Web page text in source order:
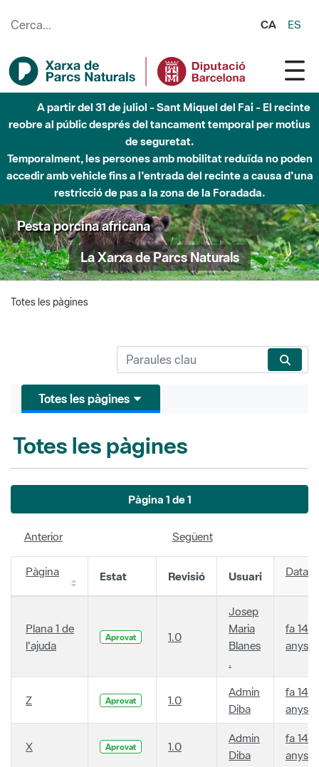
CA ES
A partir del 31 de juliol - Sant Miquel del Fai - El recinte
reobre al públic després del tancament temporal per motius
de seguretat.
Temporalment, les persones amb mobilitat reduïda no poden
accedir amb vehicle fins a l'entrada del recinte a causa d'una
restricció de pas a la zona de la Foradada.
Pesta porcina africana
La Xarxa de Parcs Naturals
Totes les pàgines
Totes les pàgines
Totes les pàgines
Pàgina 1 de 1
Anterior Següent
Pàgina Estat Revisió Usuari Data
Plana 1 de
l'ajuda
Aprovat 1.0
Josep
Maria
Blanes
.
fa 14
anys
Z Aprovat 1.0
Admin
Diba
fa 14
anys
X Aprovat 1.0
Admin
Diba
fa 14
anys